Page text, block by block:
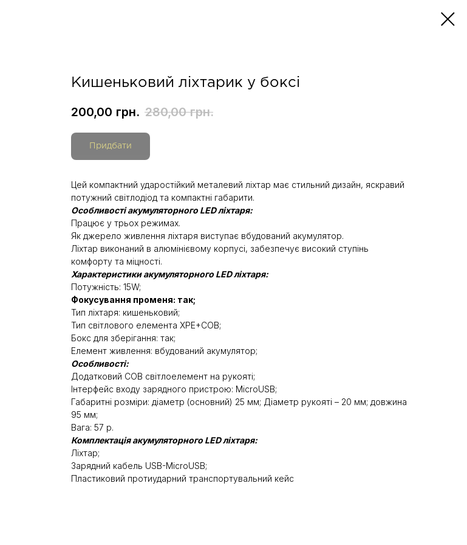
Кишеньковий ліхтарик у боксі
200,00 грн. 280,00 грн.
Придбати
Цей компактний ударостійкий металевий ліхтар має стильний дизайн, яскравий
потужний світлодіод та компактні габарити.
Особливості акумуляторного LED ліхтаря:
Працює у трьох режимах.
Як джерело живлення ліхтаря виступає вбудований акумулятор.
Ліхтар виконаний в алюмінієвому корпусі, забезпечує високий ступінь
комфорту та міцності.
Характеристики акумуляторного LED ліхтаря:
Потужність: 15W;
Фокусування променя: так;
Тип ліхтаря: кишеньковий;
Тип світлового елемента XPE+COB;
Бокс для зберігання: так;
Елемент живлення: вбудований акумулятор;
Особливості:
Додатковий COB світлоелемент на рукояті;
Інтерфейс входу зарядного пристрою: MicroUSB;
Габаритні розміри: діаметр (основний) 25 мм; Діаметр рукояті – 20 мм; довжина
95 мм;
Вага: 57 р.
Комплектація акумуляторного LED ліхтаря:
Ліхтар;
Зарядний кабель USB-MicroUSB;
Пластиковий протиударний транспортувальний кейс